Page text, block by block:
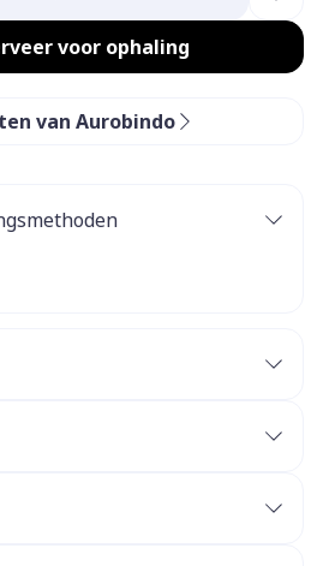
voor ophaling
van Aurobindo